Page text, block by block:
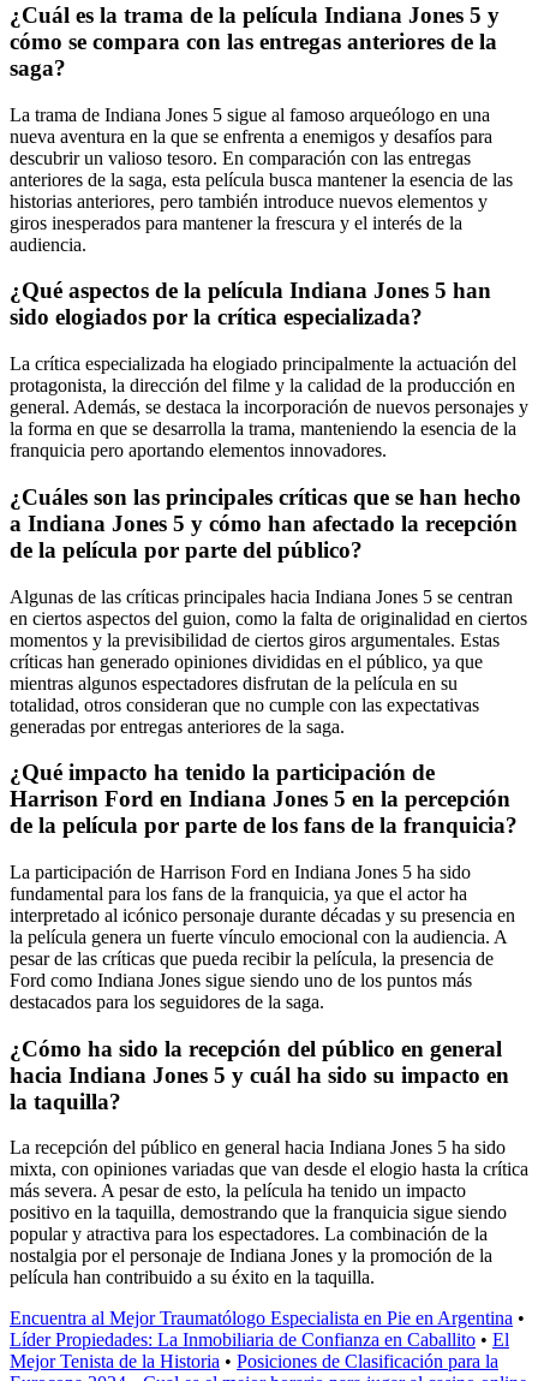
¿Cuál es la trama de la película Indiana Jones 5 y
cómo se compara con las entregas anteriores de la
saga?
La trama de Indiana Jones 5 sigue al famoso arqueólogo en una
nueva aventura en la que se enfrenta a enemigos y desafíos para
descubrir un valioso tesoro. En comparación con las entregas
anteriores de la saga, esta película busca mantener la esencia de las
historias anteriores, pero también introduce nuevos elementos y
giros inesperados para mantener la frescura y el interés de la
audiencia.
¿Qué aspectos de la película Indiana Jones 5 han
sido elogiados por la crítica especializada?
La crítica especializada ha elogiado principalmente la actuación del
protagonista, la dirección del filme y la calidad de la producción en
general. Además, se destaca la incorporación de nuevos personajes y
la forma en que se desarrolla la trama, manteniendo la esencia de la
franquicia pero aportando elementos innovadores.
¿Cuáles son las principales críticas que se han hecho
a Indiana Jones 5 y cómo han afectado la recepción
de la película por parte del público?
Algunas de las críticas principales hacia Indiana Jones 5 se centran
en ciertos aspectos del guion, como la falta de originalidad en ciertos
momentos y la previsibilidad de ciertos giros argumentales. Estas
críticas han generado opiniones divididas en el público, ya que
mientras algunos espectadores disfrutan de la película en su
totalidad, otros consideran que no cumple con las expectativas
generadas por entregas anteriores de la saga.
¿Qué impacto ha tenido la participación de
Harrison Ford en Indiana Jones 5 en la percepción
de la película por parte de los fans de la franquicia?
La participación de Harrison Ford en Indiana Jones 5 ha sido
fundamental para los fans de la franquicia, ya que el actor ha
interpretado al icónico personaje durante décadas y su presencia en
la película genera un fuerte vínculo emocional con la audiencia. A
pesar de las críticas que pueda recibir la película, la presencia de
Ford como Indiana Jones sigue siendo uno de los puntos más
destacados para los seguidores de la saga.
¿Cómo ha sido la recepción del público en general
hacia Indiana Jones 5 y cuál ha sido su impacto en
la taquilla?
La recepción del público en general hacia Indiana Jones 5 ha sido
mixta, con opiniones variadas que van desde el elogio hasta la crítica
más severa. A pesar de esto, la película ha tenido un impacto
positivo en la taquilla, demostrando que la franquicia sigue siendo
popular y atractiva para los espectadores. La combinación de la
nostalgia por el personaje de Indiana Jones y la promoción de la
película han contribuido a su éxito en la taquilla.
Encuentra al Mejor Traumatólogo Especialista en Pie en Argentina •
Líder Propiedades: La Inmobiliaria de Confianza en Caballito • El
Mejor Tenista de la Historia • Posiciones de Clasificación para la